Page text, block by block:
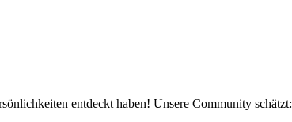
entdeckt haben! Unsere Community schätzt: